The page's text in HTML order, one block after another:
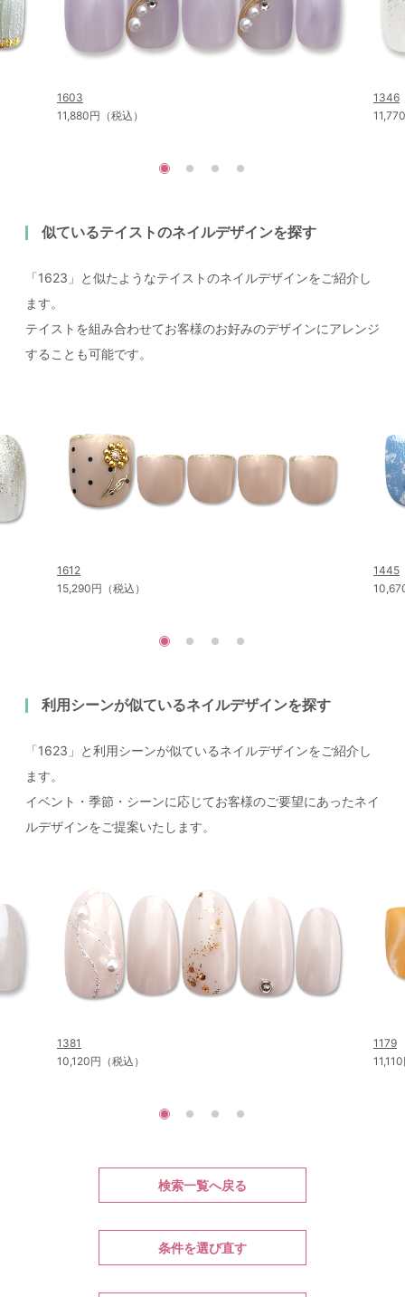
1603
11,880円（税込）
1346
似ているテイストのネイルデザインを探す
「1623」と似たようなテイストのネイルデザインをご紹介し
ます。
テイストを組み合わせてお客様のお好みのデザインにアレンジ
することも可能です。
1612
15,290円（税込）
1445
利用シーンが似ているネイルデザインを探す
「1623」と利用シーンが似ているネイルデザインをご紹介し
ます。
イベント・季節・シーンに応じてお客様のご要望にあったネイ
ルデザインをご提案いたします。
1381
10,120円（税込）
1179
検索一覧へ戻る
条件を選び直す